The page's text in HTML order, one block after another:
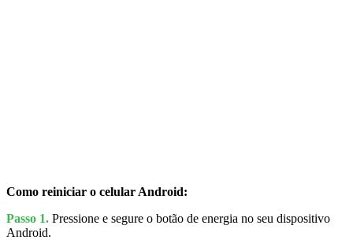
Como reiniciar o celular Android:
Passo 1. Pressione e segure o botão de energia no seu dispositivo
Android.